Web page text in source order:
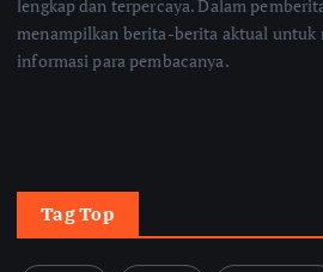
lengkap dan terpercaya. Dalam
menampilkan berita-berita aktual untuk
informasi para pembacanya.
Tag Top